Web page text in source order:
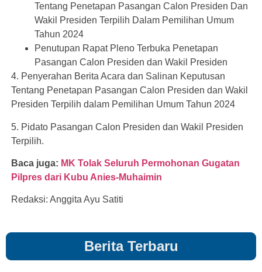
Tentang Penetapan Pasangan Calon Presiden Dan
Wakil Presiden Terpilih Dalam Pemilihan Umum
Tahun 2024
Penutupan Rapat Pleno Terbuka Penetapan
Pasangan Calon Presiden dan Wakil Presiden
4. Penyerahan Berita Acara dan Salinan Keputusan
Tentang Penetapan Pasangan Calon Presiden dan Wakil
Presiden Terpilih dalam Pemilihan Umum Tahun 2024
5. Pidato Pasangan Calon Presiden dan Wakil Presiden
Terpilih.
Baca juga: MK Tolak Seluruh Permohonan Gugatan
Pilpres dari Kubu Anies-Muhaimin
Redaksi: Anggita Ayu Satiti
Berita Terbaru